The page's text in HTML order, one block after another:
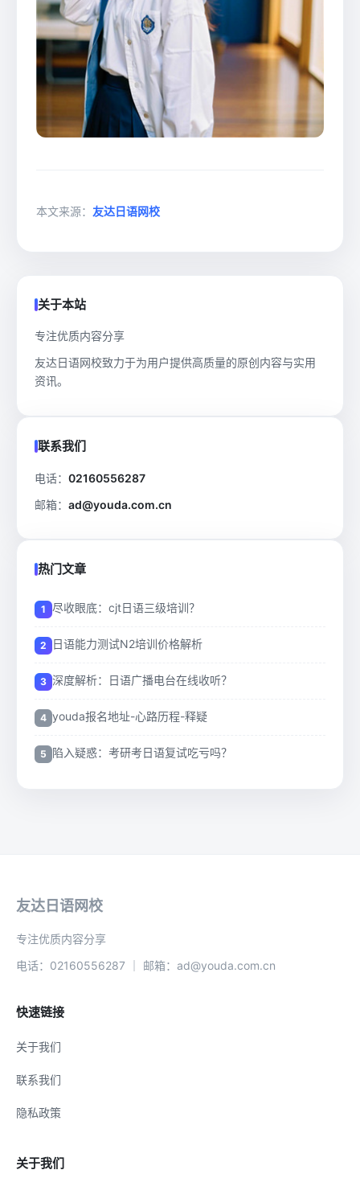
本文来源： 友达日语网校
关于本站
专注优质内容分享
友达日语网校致力于为用户提供高质量的原创内容与实用
资讯。
联系我们
电话： 02160556287
邮箱： ad@youda.com.cn
热门文章
尽收眼底：cjt日语三级培训？
日语能力测试N2培训价格解析
深度解析：日语广播电台在线收听？
youda报名地址-心路历程-释疑
陷入疑惑：考研考日语复试吃亏吗？
友达日语网校
专注优质内容分享
电话：02160556287 ｜ 邮箱：ad@youda.com.cn
快速链接
关于我们
联系我们
隐私政策
关于我们